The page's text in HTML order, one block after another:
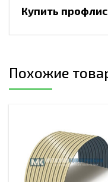
Купить
Похожие